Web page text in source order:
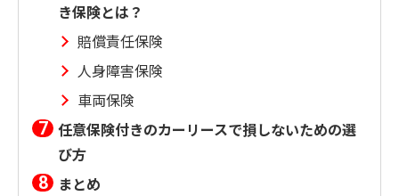
き保険とは？
賠償責任保険
人身障害保険
車両保険
任意保険付きのカーリースで損しないための選
び方
まとめ